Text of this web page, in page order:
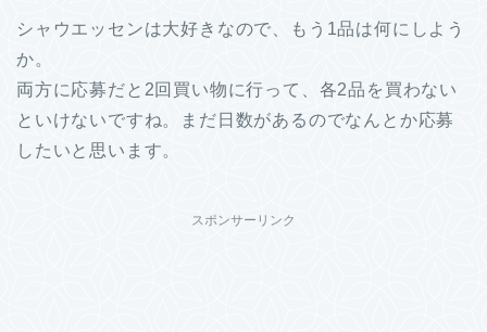
シャウエッセンは大好きなので、もう1品は何にしよう
か。
両方に応募だと2回買い物に行って、各2品を買わない
といけないですね。まだ日数があるのでなんとか応募
したいと思います。
スポンサーリンク